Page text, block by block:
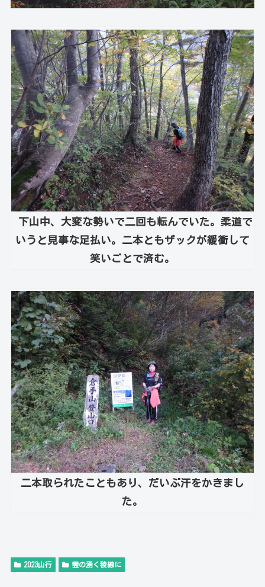
下山中、大変な勢いで二回も転んでいた。柔道で
いうと見事な足払い。二本ともザックが緩衝して
笑いごとで済む。
二本取られたこともあり、だいぶ汗をかきまし
た。
2023山行 雲の湧く稜線に